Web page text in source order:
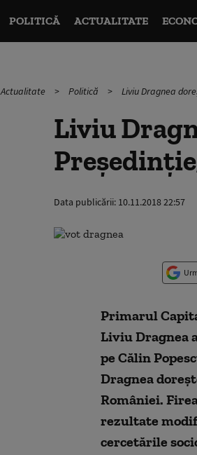
POLITICĂ ACTUALITATE
Actualitate Politică Liviu Dragnea
Liviu
Data publicării: 10.11.2018 22:57
Primarul
Liviu Dragnea
pe Călin
Dragnea
României.
rezultate
cercetările